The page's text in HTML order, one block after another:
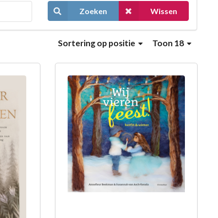
Zoeken Wissen
Toon 18
Sorteringop positie